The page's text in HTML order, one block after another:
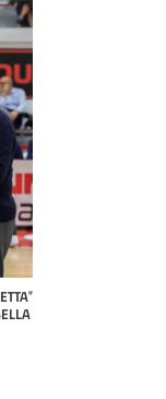
MVP "FRATELLI BERETTA"
DILAS B NAZIONALE